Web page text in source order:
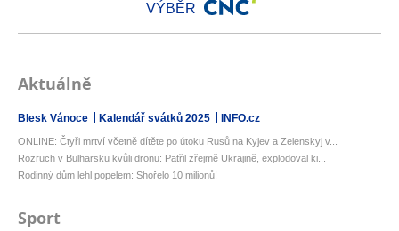
VÝBĚR
Aktuálně
Blesk Vánoce Kalendář svátků 2025 INFO.cz
ONLINE: Čtyři mrtví včetně dítěte po útoku Rusů na Kyjev a Zelenskyj v...
Rozruch v Bulharsku kvůli dronu: Patřil zřejmě Ukrajině, explodoval ki...
Rodinný dům lehl popelem: Shořelo 10 milionů!
Sport